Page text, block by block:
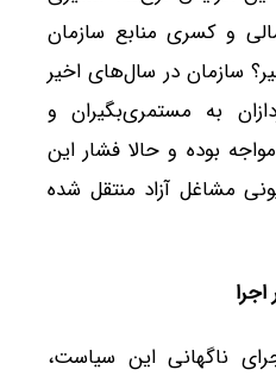
و کسری منابع سازمان
سازمان در سال‌های اخیر
به مستمری‌بگیران و
بوده و حالا فشار این
مشاغل آزاد منتقل شده
ناگهانی این سیاست،